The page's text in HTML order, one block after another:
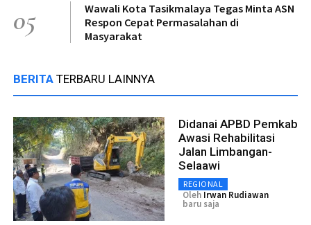
05
Wawali Kota Tasikmalaya Tegas Minta ASN
Respon Cepat Permasalahan di
Masyarakat
BERITA TERBARU LAINNYA
Didanai APBD Pemkab
Awasi Rehabilitasi
Jalan Limbangan-
Selaawi
REGIONAL
Oleh Irwan Rudiawan
baru saja